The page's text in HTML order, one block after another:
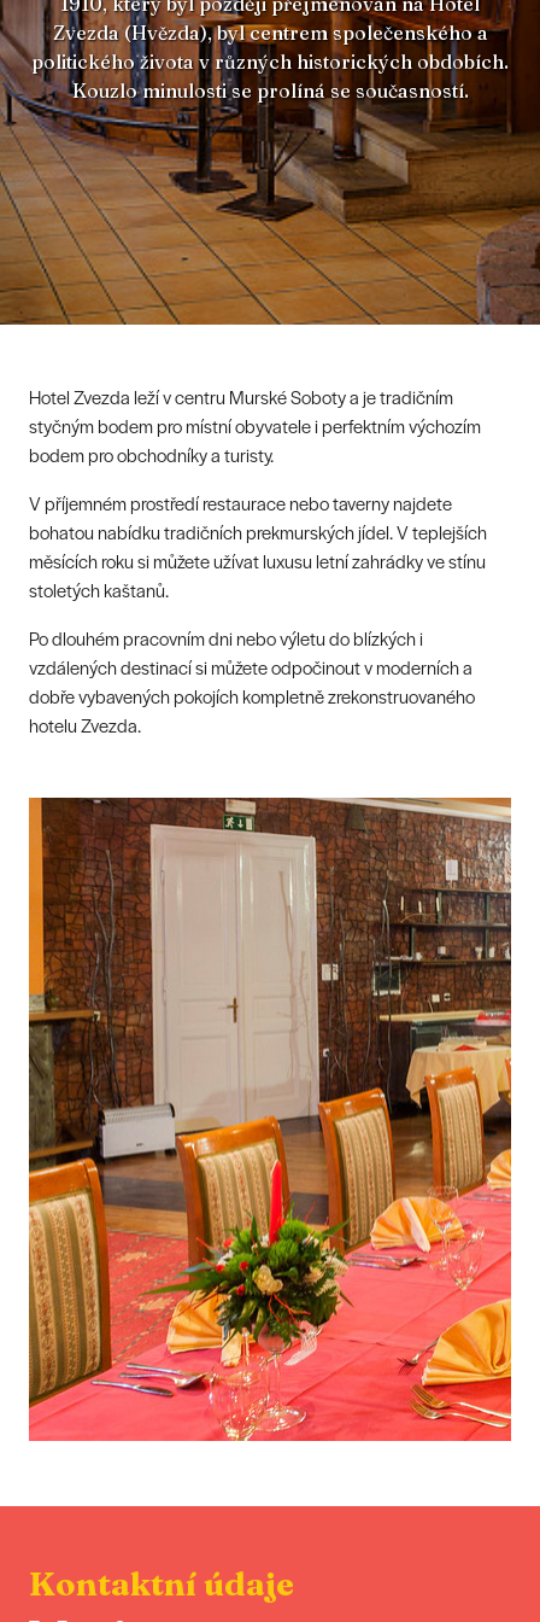
Zvezda (Hvězda), byl centrem společenského a
politického života v různých historických obdobích.
Kouzlo minulosti se prolíná se současností.
Hotel Zvezda leží v centru Murské Soboty a je tradičním
styčným bodem pro místní obyvatele i perfektním výchozím
bodem pro obchodníky a turisty.
V příjemném prostředí restaurace nebo taverny najdete
bohatou nabídku tradičních prekmurských jídel. V teplejších
měsících roku si můžete užívat luxusu letní zahrádky ve stínu
stoletých kaštanů.
Po dlouhém pracovním dni nebo výletu do blízkých i
vzdálených destinací si můžete odpočinout v moderních a
dobře vybavených pokojích kompletně zrekonstruovaného
hotelu Zvezda.
Kontaktní údaje